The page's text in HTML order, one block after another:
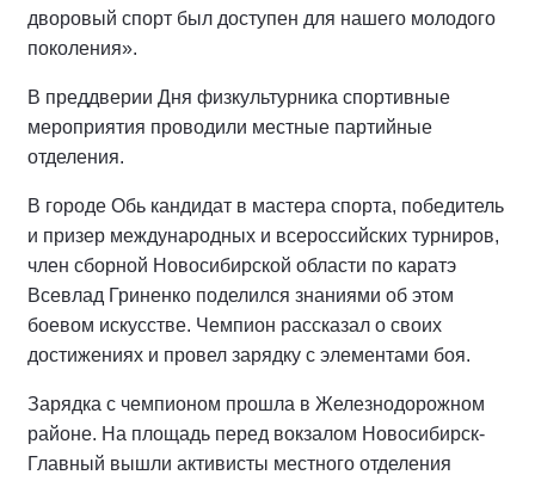
дворовый спорт был доступен для нашего молодого
поколения».
В преддверии Дня физкультурника спортивные
мероприятия проводили местные партийные
отделения.
В городе Обь кандидат в мастера спорта, победитель
и призер международных и всероссийских турниров,
член сборной Новосибирской области по каратэ
Всевлад Гриненко поделился знаниями об этом
боевом искусстве. Чемпион рассказал о своих
достижениях и провел зарядку с элементами боя.
Зарядка с чемпионом прошла в Железнодорожном
районе. На площадь перед вокзалом Новосибирск-
Главный вышли активисты местного отделения